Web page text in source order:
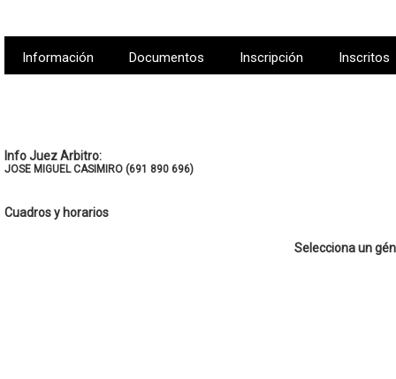
Información Documentos Inscripción Inscritos
Info Juez Arbitro:
JOSE MIGUEL CASIMIRO (691 890 696)
Cuadros y horarios
Selecciona un